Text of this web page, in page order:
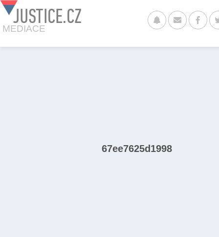
JUSTICE.CZ
MEDIACE
67ee7625d1998